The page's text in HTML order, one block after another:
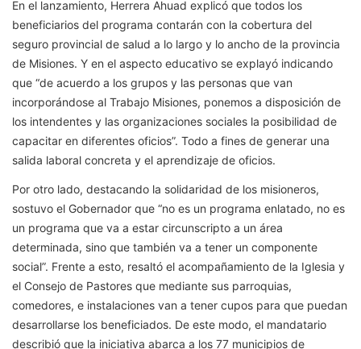
En el lanzamiento, Herrera Ahuad explicó que todos los
beneficiarios del programa contarán con la cobertura del
seguro provincial de salud a lo largo y lo ancho de la provincia
de Misiones. Y en el aspecto educativo se explayó indicando
que “de acuerdo a los grupos y las personas que van
incorporándose al Trabajo Misiones, ponemos a disposición de
los intendentes y las organizaciones sociales la posibilidad de
capacitar en diferentes oficios”. Todo a fines de generar una
salida laboral concreta y el aprendizaje de oficios.
Por otro lado, destacando la solidaridad de los misioneros,
sostuvo el Gobernador que “no es un programa enlatado, no es
un programa que va a estar circunscripto a un área
determinada, sino que también va a tener un componente
social”. Frente a esto, resaltó el acompañamiento de la Iglesia y
el Consejo de Pastores que mediante sus parroquias,
comedores, e instalaciones van a tener cupos para que puedan
desarrollarse los beneficiados. De este modo, el mandatario
describió que la iniciativa abarca a los 77 municipios de